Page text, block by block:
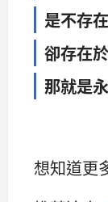
是不存
卻存在
那就是
想知道更